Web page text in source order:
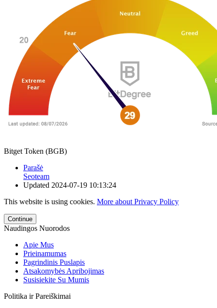
Bitget Token (BGB)
Parašė
Seoteam
Updated 2024-07-19 10:13:24
This website is using cookies. More about Privacy Policy
Continue
Naudingos Nuorodos
Apie Mus
Prieinamumas
Pagrindinis Puslapis
Atsakomybės Apribojimas
Susisiekite Su Mumis
Politika ir Pareiškimai